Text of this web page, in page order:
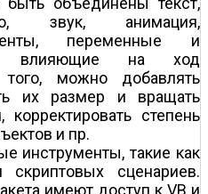
звук, анимация,
переменные и
влияющие на ход
можно добавлять
их размер и вращать
степень
и пр.
инструменты, такие как
скриптовых сценариев.